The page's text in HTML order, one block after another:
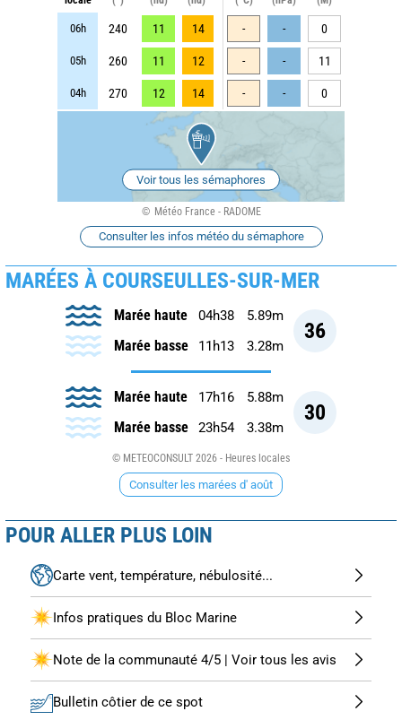
06h 240 11 14 - - 0
05h 260 11 12 - - 11
04h 270 12 14 - - 0
Voir tous les sémaphores
Météo France - RADOME
Consulter les infos météo du sémaphore
MARÉES À COURSEULLES-SUR-MER
36
Marée haute 04h38 5.89m
Marée basse 11h13 3.28m
30
Marée haute 17h16 5.88m
Marée basse 23h54 3.38m
© METEOCONSULT 2026 - Heures locales
Consulter les marées d' août
POUR ALLER PLUS LOIN
Carte vent, température, nébulosité...
Infos pratiques du Bloc Marine
Note de la communauté 4/5 | Voir tous les avis
Bulletin côtier de ce spot